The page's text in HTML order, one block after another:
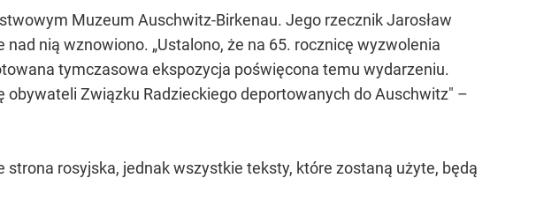
Muzeum Auschwitz-Birkenau. Jego rzecznik Jarosław
nią wznowiono. „Ustalono, że na 65. rocznicę wyzwolenia
tymczasowa ekspozycja poświęcona temu wydarzeniu.
Związku Radzieckiego deportowanych do Auschwitz" –
rosyjska, jednak wszystkie teksty, które zostaną użyte, będą